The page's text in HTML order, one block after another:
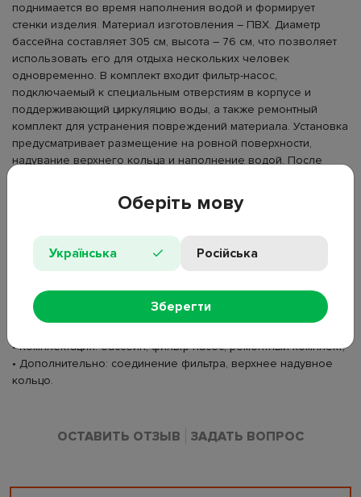
поднимается во время наполнения водой и формирует
стенки изделия. Материал изготовления – ПВХ. Диаметр
бассейна составляет 305 см, высота – 76 см, что позволяет
использовать его для отдыха нескольких человек
одновременно. В комплект входит фильтр-насос,
подключаемый к специальным отверстиям в корпусе и
поддерживающий циркуляцию воды, а также ремонтный
комплект для устранения повреждений материала. Установка
предусматривает размещение на ровной поверхности,
надувание верхнего кольца и наполнение водой. После
складывается для последующего хранения. Модель бренда
Avenli используется для водных игр и сезонного отдыха во
• Тип товара: надувной бассейн;
• Материал: ПВХ;
• Размер: 305 см;
• Комплектация: бассейн, фильтр-насос, ремонтный комплект;
• Дополнительно: соединение фильтра, верхнее надувное
кольцо.
ОСТАВИТЬ ОТЗЫВ ЗАДАТЬ ВОПРОС
Оберіть мову
Українська Російська
Зберегти